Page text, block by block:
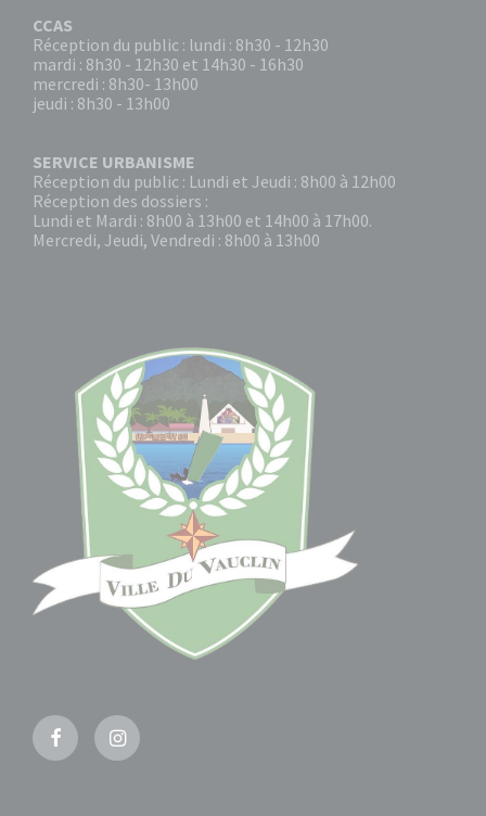
CCAS
Réception du public : lundi : 8h30 - 12h30
mardi : 8h30 - 12h30 et 14h30 - 16h30
mercredi : 8h30- 13h00
jeudi : 8h30 - 13h00
SERVICE URBANISME
Réception du public : Lundi et Jeudi : 8h00 à 12h00
Réception des dossiers :
Lundi et Mardi : 8h00 à 13h00 et 14h00 à 17h00.
Mercredi, Jeudi, Vendredi : 8h00 à 13h00
FacebookInstagram